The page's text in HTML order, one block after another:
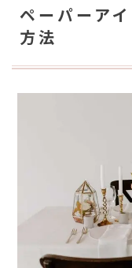
ペーパーア
方法